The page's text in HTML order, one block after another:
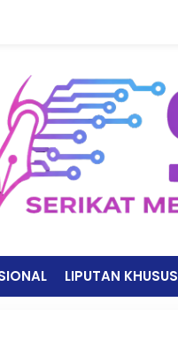
LIPUTAN KHUSUS